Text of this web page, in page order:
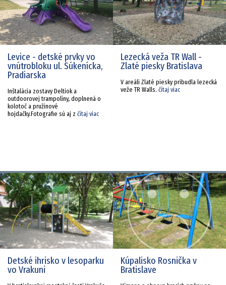
Levice - detské prvky vo
vnútrobloku ul. Súkenícka,
Pradiarska
Inštalácia zostavy Deltiok a
outdoorovej trampolíny, doplnená o
kolotoč a pružinové
hojdačky.Fotografie sú aj z čítaj viac
Lezecká veža TR Wall -
Zlaté piesky Bratislava
V areáli Zlaté piesky pribudla lezecká
veže TR Walls. čítaj viac
Detské ihrisko v lesoparku
vo Vrakuni
Kúpalisko Rosnička v
Bratislave